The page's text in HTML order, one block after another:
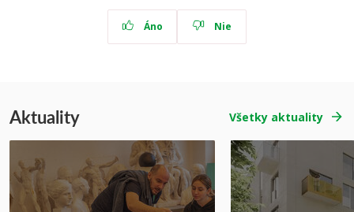
Áno Nie
Aktuality Všetky aktuality